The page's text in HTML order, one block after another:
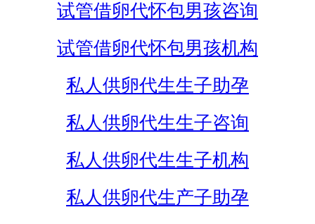
试管借卵代怀包男孩咨询
试管借卵代怀包男孩机构
私人供卵代生生子助孕
私人供卵代生生子咨询
私人供卵代生生子机构
私人供卵代生产子助孕